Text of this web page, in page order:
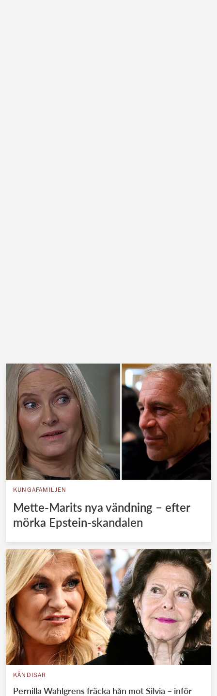
KUNGAFAMILJEN
Mette-Marits nya vändning – efter
mörka Epstein-skandalen
KÄNDISAR
Pernilla Wahlgrens fräcka hån mot Silvia – inför